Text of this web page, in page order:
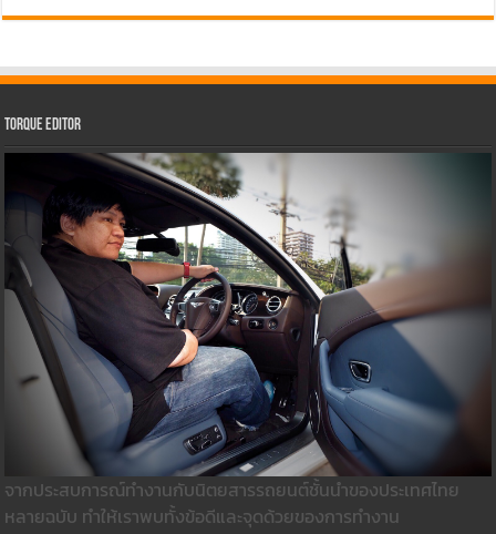
Torque Editor
จากประสบการณ์ทำงานกับนิตยสารรถยนต์ชั้นนำของประเทศไทย
หลายฉบับ ทำให้เราพบทั้งข้อดีและจุดด้วยของการทำงาน